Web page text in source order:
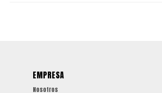
EMPRESA
Nosotros